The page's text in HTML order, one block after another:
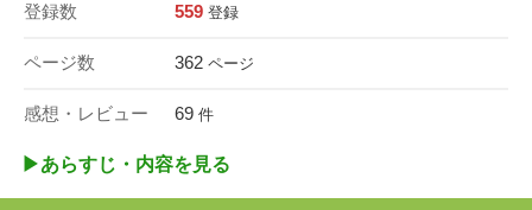
登録数 559 登録
ページ数 362 ページ
感想・レビュー 69 件
▶︎あらすじ・内容を見る